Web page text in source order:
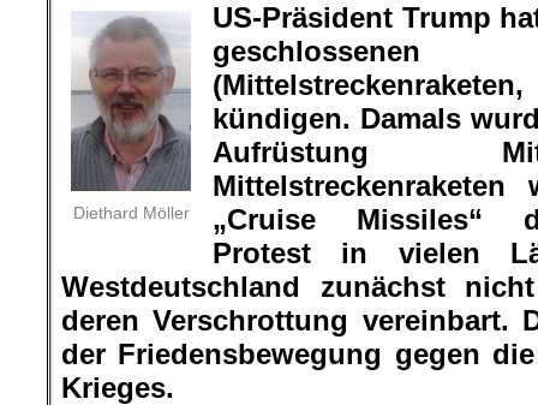
Diethard Möller
US-Präsident Trump
kündigen. Damals
Aufrüstung
„Cruise Missiles“
Protest in vielen
Westdeutschland zunächst
deren Verschrottung vereinbart.
der Friedensbewegung gegen
Krieges.